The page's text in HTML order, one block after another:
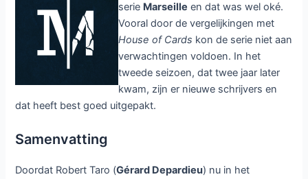
serie Marseille en dat was wel oké.
Vooral door de vergelijkingen met
House of Cards kon de serie niet aan
verwachtingen voldoen. In het
tweede seizoen, dat twee jaar later
kwam, zijn er nieuwe schrijvers en
dat heeft best goed uitgepakt.
Samenvatting
Doordat Robert Taro (Gérard Depardieu) nu in het